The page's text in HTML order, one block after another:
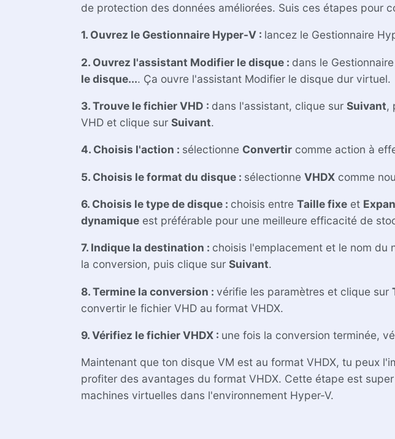
de protection des données améliorées. Suis ces étapes pour
1. Ouvrez le Gestionnaire Hyper-V : lancez le Gestionnaire
2. Ouvrez l'assistant Modifier le disque : dans le
le disque.... Ça ouvre l'assistant Modifier le disque dur virtuel.
3. Trouve le fichier VHD : dans l'assistant, clique sur Suivant,
VHD et clique sur Suivant.
4. Choisis l'action : sélectionne Convertir comme action à
5. Choisis le format du disque : sélectionne VHDX comme
6. Choisis le type de disque : choisis entre Taille fixe et
dynamique est préférable pour une meilleure efficacité de
7. Indique la destination : choisis l'emplacement et le nom du
la conversion, puis clique sur Suivant.
8. Termine la conversion : vérifie les paramètres et clique sur
convertir le fichier VHD au format VHDX.
9. Vérifiez le fichier VHDX : une fois la conversion terminée,
Maintenant que ton disque VM est au format VHDX, tu peux
profiter des avantages du format VHDX. Cette étape est
machines virtuelles dans l'environnement Hyper-V.